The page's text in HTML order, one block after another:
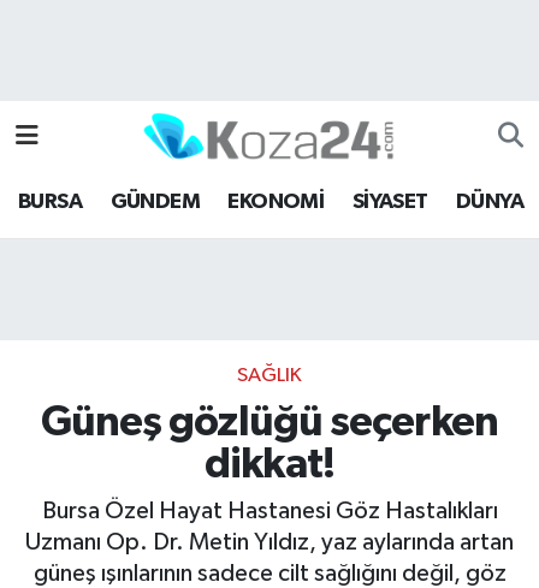
BURSA GÜNDEM EKONOMİ SİYASET DÜNYA
SAĞLIK
Güneş gözlüğü seçerken
dikkat!
Bursa Özel Hayat Hastanesi Göz Hastalıkları
Uzmanı Op. Dr. Metin Yıldız, yaz aylarında artan
güneş ışınlarının sadece cilt sağlığını değil, göz
Bursa Hava Durumu
Bursa Namaz Vakitleri
Son Dakika Haberleri
Haber Arşivi